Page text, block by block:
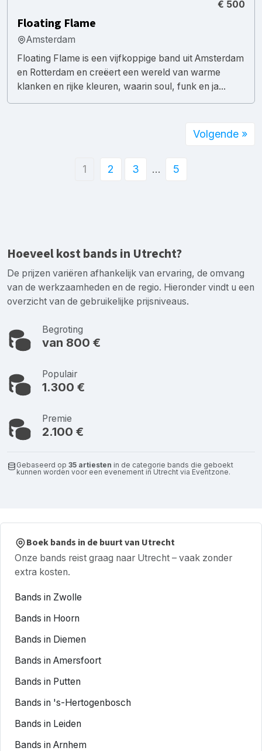
€ 500
Floating Flame
Amsterdam
Floating Flame is een vijfkoppige band uit Amsterdam
en Rotterdam en creëert een wereld van warme
klanken en rijke kleuren, waarin soul, funk en ja...
1 2 3 … 5
Volgende »
Hoeveel kost bands in Utrecht?
De prijzen variëren afhankelijk van ervaring, de omvang
van de werkzaamheden en de regio. Hieronder vindt u een
overzicht van de gebruikelijke prijsniveaus.
Begroting
van 800 €
Populair
1.300 €
Premie
2.100 €
Gebaseerd op 35 artiesten in de categorie bands die geboekt
kunnen worden voor een evenement in Utrecht via Eventzone.
Boek bands in de buurt van Utrecht
Onze bands reist graag naar Utrecht – vaak zonder
extra kosten.
Bands in Zwolle
Bands in Hoorn
Bands in Diemen
Bands in Amersfoort
Bands in Putten
Bands in 's-Hertogenbosch
Bands in Leiden
Bands in Arnhem